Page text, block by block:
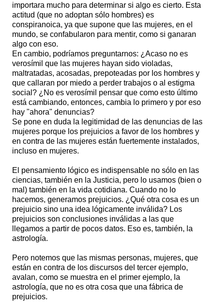
importara mucho para determinar si algo es cierto. Esta
actitud (que no adoptan sólo hombres) es
conspiranoica, ya que supone que las mujeres, en el
mundo, se confabularon para mentir, como si ganaran
algo con eso.
En cambio, podríamos preguntarnos: ¿Acaso no es
verosímil que las mujeres hayan sido violadas,
maltratadas, acosadas, prepoteadas por los hombres y
que callaran por miedo a perder trabajos o al estigma
social? ¿No es verosímil pensar que como esto último
está cambiando, entonces, cambia lo primero y por eso
hay "ahora" denuncias?
Se pone en duda la legitimidad de las denuncias de las
mujeres porque los prejuicios a favor de los hombres y
en contra de las mujeres están fuertemente instalados,
incluso en mujeres.
El pensamiento lógico es indispensable no sólo en las
ciencias, también en la Justicia, pero lo usamos (bien o
mal) también en la vida cotidiana. Cuando no lo
hacemos, generamos prejuicios. ¿Qué otra cosa es un
prejuicio sino una idea lógicamente inválida? Los
prejuicios son conclusiones inválidas a las que
llegamos a partir de pocos datos. Eso es, también, la
astrología.
Pero notemos que las mismas personas, mujeres, que
están en contra de los discursos del tercer ejemplo,
avalan, como se muestra en el primer ejemplo, la
astrología, que no es otra cosa que una fábrica de
prejuicios.